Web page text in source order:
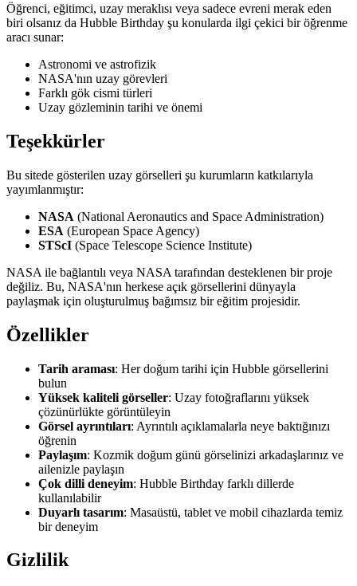
Öğrenci, eğitimci, uzay meraklısı veya sadece evreni merak eden
biri olsanız da Hubble Birthday şu konularda ilgi çekici bir öğrenme
aracı sunar:
Astronomi ve astrofizik
NASA'nın uzay görevleri
Farklı gök cismi türleri
Uzay gözleminin tarihi ve önemi
Teşekkürler
Bu sitede gösterilen uzay görselleri şu kurumların katkılarıyla
yayımlanmıştır:
NASA (National Aeronautics and Space Administration)
ESA (European Space Agency)
STScI (Space Telescope Science Institute)
NASA ile bağlantılı veya NASA tarafından desteklenen bir proje
değiliz. Bu, NASA'nın herkese açık görsellerini dünyayla
paylaşmak için oluşturulmuş bağımsız bir eğitim projesidir.
Özellikler
Tarih araması: Her doğum tarihi için Hubble görsellerini
bulun
Yüksek kaliteli görseller: Uzay fotoğraflarını yüksek
çözünürlükte görüntüleyin
Görsel ayrıntıları: Ayrıntılı açıklamalarla neye baktığınızı
öğrenin
Paylaşım: Kozmik doğum günü görselinizi arkadaşlarınız ve
ailenizle paylaşın
Çok dilli deneyim: Hubble Birthday farklı dillerde
kullanılabilir
Duyarlı tasarım: Masaüstü, tablet ve mobil cihazlarda temiz
bir deneyim
Gizlilik